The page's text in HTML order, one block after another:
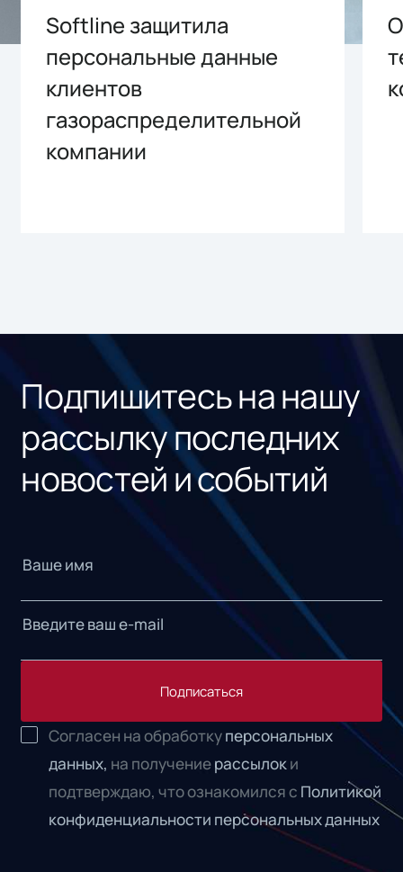
Softline защитила
персональные данные
клиентов
газораспределительной
компании
Подпишитесь на нашу
рассылку последних
новостей и событий
Подписаться
Согласен на обработкуперсональных
данных, на получениерассылоки
подтверждаю, что ознакомился с Политикой
конфиденциальности персональных данных